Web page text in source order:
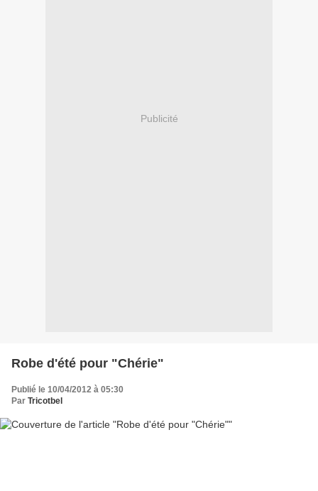
Publicité
Robe d'été pour "Chérie"
Publié le 10/04/2012 à 05:30
Par Tricotbel